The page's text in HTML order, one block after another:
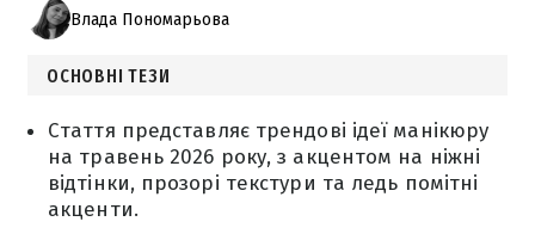
Влада Пономарьова
ОСНОВНІ ТЕЗИ
Стаття представляє трендові ідеї манікюру
на травень 2026 року, з акцентом на ніжні
відтінки, прозорі текстури та ледь помітні
акценти.